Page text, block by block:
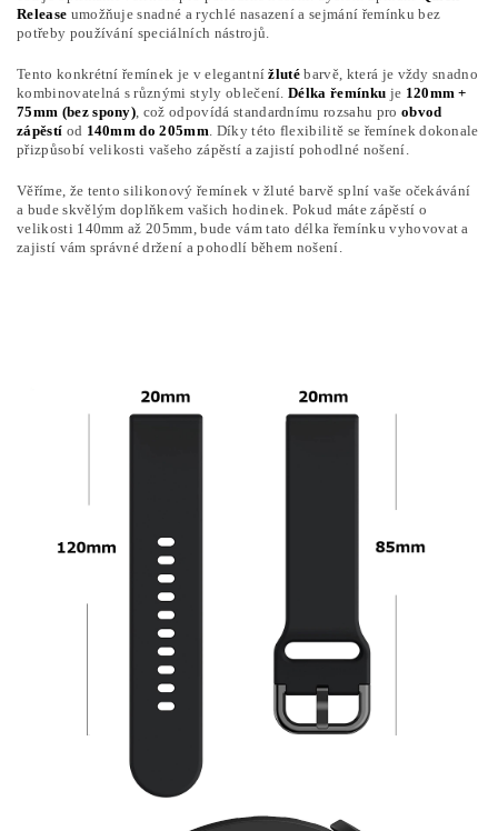
Release umožňuje snadné a rychlé nasazení a sejmání řemínku bez
potřeby používání speciálních nástrojů.
Tento konkrétní řemínek je v elegantnížluté barvě, která je vždy snadno
kombinovatelná s různými styly oblečení.Délka řemínku je 120mm +
75mm (bez spony), což odpovídá standardnímu rozsahu pro obvod
zápěstí od 140mm do 205mm. Díky této flexibilitě se řemínek dokonale
přizpůsobí velikosti vašeho zápěstí a zajistí pohodlné nošení.
Věříme, že tento silikonový řemínek v žluté barvě splní vaše očekávání
a bude skvělým doplňkem vašich hodinek. Pokud máte zápěstí o
velikosti 140mm až 205mm, bude vám tato délka řemínku vyhovovat a
zajistí vám správné držení a pohodlí během nošení.